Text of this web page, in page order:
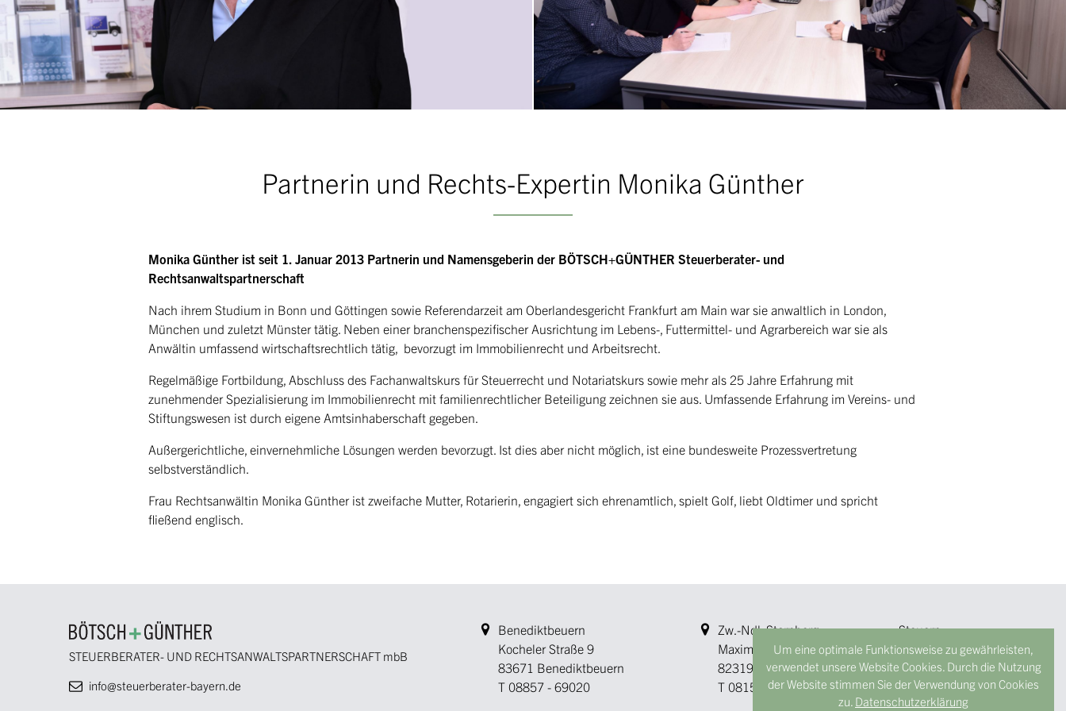
Um eine optimale Funktionsweise zu gewährleisten,
verwendet unsere Website Cookies. Durch die Nutzung
der Website stimmen Sie der Verwendung von Cookies
zu. Datenschutzerklärung
Partnerin und Rechts-Expertin Monika Günther
Monika Günther ist seit 1. Januar 2013 Partnerin und Namensgeberin der BÖTSCH+GÜNTHER Steuerberater- und
Rechtsanwaltspartnerschaft
Nach ihrem Studium in Bonn und Göttingen sowie Referendarzeit am Oberlandesgericht Frankfurt am Main war sie anwaltlich in London,
München und zuletzt Münster tätig. Neben einer branchenspezifischer Ausrichtung im Lebens-, Futtermittel- und Agrarbereich war sie als
Anwältin umfassend wirtschaftsrechtlich tätig, bevorzugt im Immobilienrecht und Arbeitsrecht.
Regelmäßige Fortbildung, Abschluss des Fachanwaltskurs für Steuerrecht und Notariatskurs sowie mehr als 25 Jahre Erfahrung mit
zunehmender Spezialisierung im Immobilienrecht mit familienrechtlicher Beteiligung zeichnen sie aus. Umfassende Erfahrung im Vereins- und
Stiftungswesen ist durch eigene Amtsinhaberschaft gegeben.
Außergerichtliche, einvernehmliche Lösungen werden bevorzugt. Ist dies aber nicht möglich, ist eine bundesweite Prozessvertretung
selbstverständlich.
Frau Rechtsanwältin Monika Günther ist zweifache Mutter, Rotarierin, engagiert sich ehrenamtlich, spielt Golf, liebt Oldtimer und spricht
fließend englisch.
STEUERBERATER- UND RECHTSANWALTSPARTNERSCHAFT mbB
info@steuerberater-bayern.de
Benediktbeuern
Kocheler Straße 9
83671 Benediktbeuern
T 08857 - 69020
Zw.-Ndl. Starnberg
Maximilianstraße 6
82319 Starnberg
T08151 - 4462730
Steuern
Recht
Betriebswirtschaft
Immobilien